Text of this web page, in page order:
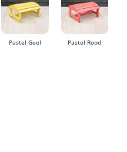
Pastel Geel Pastel Rood